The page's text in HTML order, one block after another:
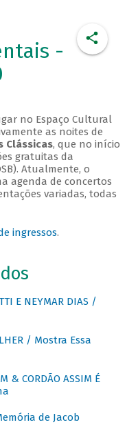
-
no Espaço Cultural
as noites de
Clássicas, que no início
gratuitas da
Atualmente, o
agenda de concertos
variadas, todas
ingressos.
E NEYMAR DIAS /
/ Mostra Essa
& CORDÃO ASSIM É
de Jacob